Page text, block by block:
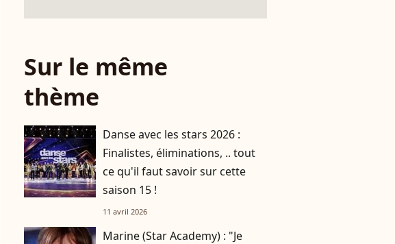
Sur le même
thème
Danse avec les stars 2026 :
Finalistes, éliminations, .. tout
ce qu'il faut savoir sur cette
saison 15 !
11 avril 2026
Marine (Star Academy) : "Je